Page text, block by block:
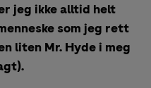
jeg ikke alltid helt
som jeg rett
liten Mr. Hyde i meg